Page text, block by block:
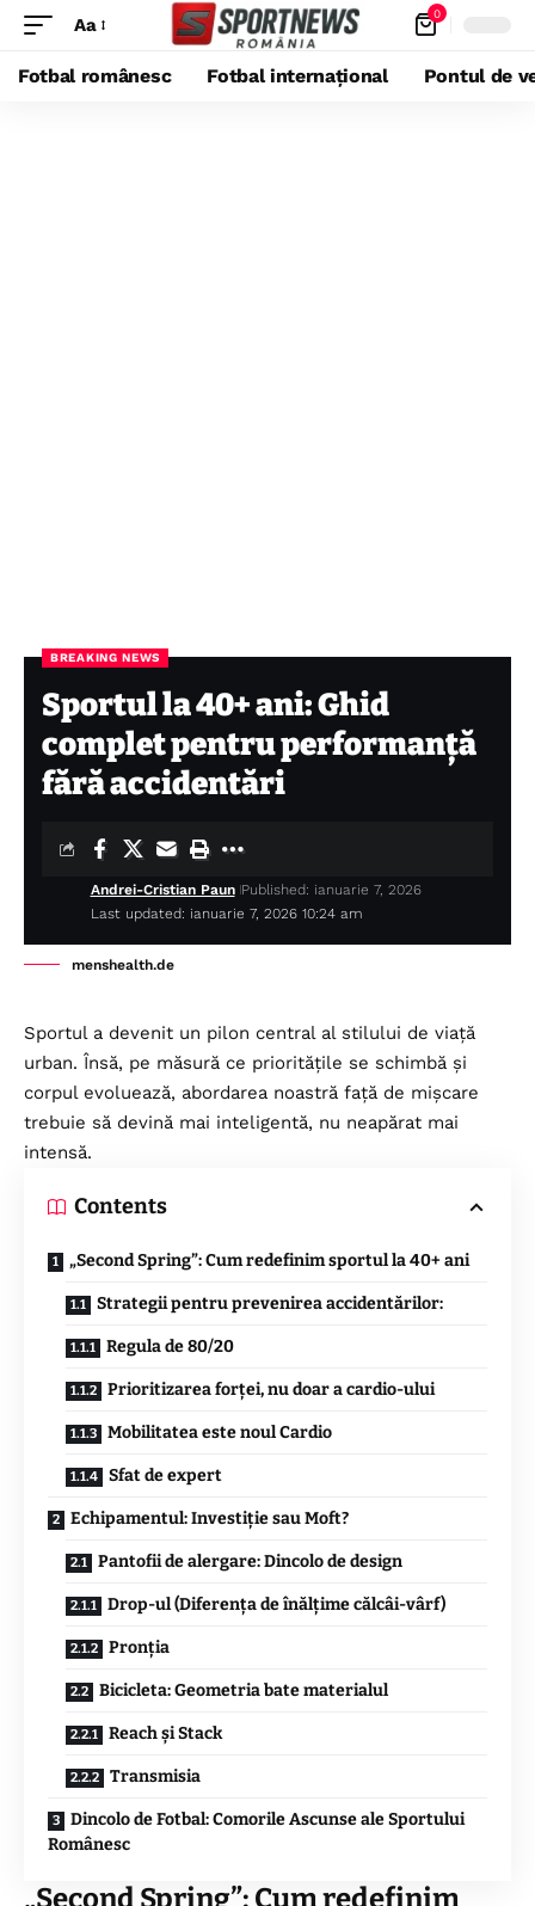
Aa 0
Fotbal românesc Fotbal internațional Pontul de
BREAKING NEWS
Sportul la 40+ ani: Ghid
complet pentru performanță
fără accidentări
Last updated: ianuarie 7, 2026 10:24 am
Andrei-Cristian Paun Published: ianuarie 7, 2026
menshealth.de
Sportula devenit un pilon central al stilului de viață
urban. Însă, pe măsură ce prioritățile se schimbă și
corpul evoluează, abordarea noastră față de mișcare
trebuie să devină mai inteligentă, nu neapărat mai
intensă.
Contents
„Second Spring”: Cum redefinim sportul la 40+ ani
Strategii pentru prevenirea accidentărilor:
Regula de 80/20
Prioritizarea forței, nu doar a cardio-ului
Mobilitatea este noul Cardio
Sfat de expert
Echipamentul: Investiție sau Moft?
Pantofii de alergare: Dincolo de design
Drop-ul (Diferența de înălțime călcâi-vârf)
Pronția
Bicicleta: Geometria bate materialul
Reach și Stack
Transmisia
Dincolo de Fotbal: Comorile Ascunse ale Sportului
Românesc
„Second Spring”: Cum redefinim